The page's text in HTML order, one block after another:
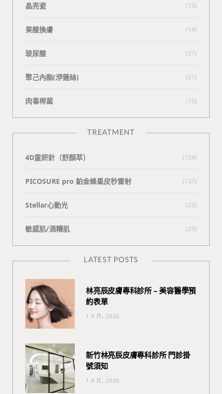
晶亮瓷 (13)
果酸換膚 (14)
玻尿酸 (27)
聚己內酯(洢蓮絲) (21)
肉毒桿菌 (15)
TREATMENT
4D童妍針（舒顏萃） (154)
PICOSURE pro 鉑金蜂巢皮秒雷射 (137)
Stellar心動光 (22)
敏感肌/酒糟肌 (29)
LATEST POSTS
林亮辰皮膚專科診所 – 美容醫學預
約表單
1 8 月, 2026
新竹林亮辰皮膚專科診所 門診掛
號須知
1 8 月, 2026